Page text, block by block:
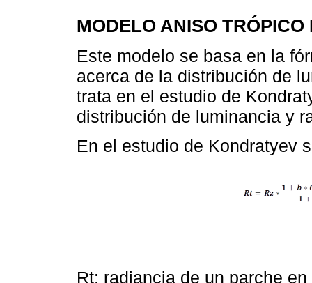
MODELO ANISO TRÓPICO
Este modelo se basa en la
acerca de la distribución de
trata en el estudio de
distribución de luminancia y
En el estudio de Kondratyev
Rt: radiancia de un parche